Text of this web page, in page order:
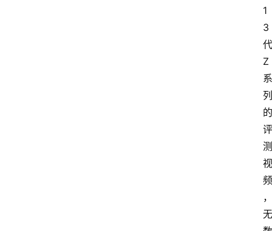
1
3
代
Z
系
列
的
评
测
视
频
，
无